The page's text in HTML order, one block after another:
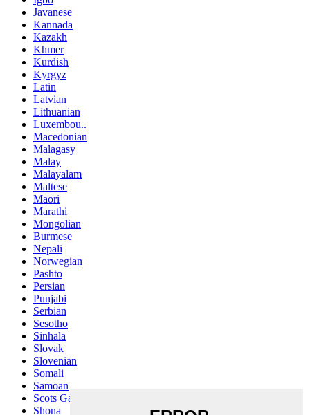
Javanese
Kannada
Kazakh
Khmer
Kurdish
Kyrgyz
Latin
Latvian
Lithuanian
Luxembou..
Macedonian
Malagasy
Malay
Malayalam
Maltese
Maori
Marathi
Mongolian
Burmese
Nepali
Norwegian
Pashto
Persian
Punjabi
Serbian
Sesotho
Sinhala
Slovak
Slovenian
Somali
Samoan
Scots Gaelic
Shona